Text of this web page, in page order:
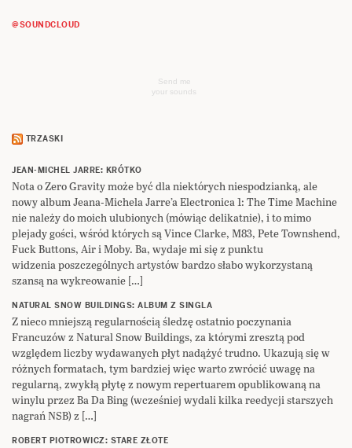
@SOUNDCLOUD
Send me
your sounds
TRZASKI
JEAN-MICHEL JARRE: KRÓTKO
Nota o Zero Gravity może być dla niektórych niespodzianką, ale
nowy album Jeana-Michela Jarre’a Electronica 1: The Time Machine
nie należy do moich ulubionych (mówiąc delikatnie), i to mimo
plejady gości, wśród których są Vince Clarke, M83, Pete Townshend,
Fuck Buttons, Air i Moby. Ba, wydaje mi się z punktu
widzenia poszczególnych artystów bardzo słabo wykorzystaną
szansą na wykreowanie […]
NATURAL SNOW BUILDINGS: ALBUM Z SINGLA
Z nieco mniejszą regularnością śledzę ostatnio poczynania
Francuzów z Natural Snow Buildings, za którymi zresztą pod
względem liczby wydawanych płyt nadążyć trudno. Ukazują się w
różnych formatach, tym bardziej więc warto zwrócić uwagę na
regularną, zwykłą płytę z nowym repertuarem opublikowaną na
winylu przez Ba Da Bing (wcześniej wydali kilka reedycji starszych
nagrań NSB) z […]
ROBERT PIOTROWICZ: STARE ZŁOTE